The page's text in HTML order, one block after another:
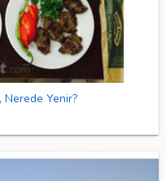
Nerede Yenir?